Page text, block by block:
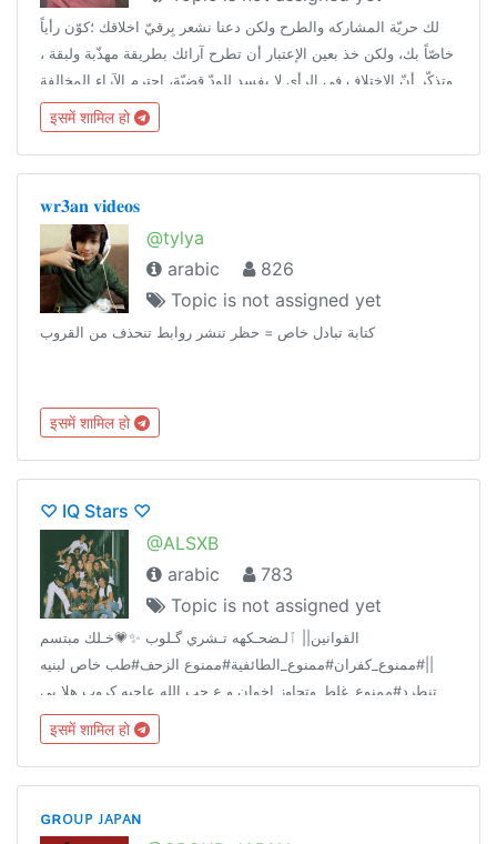
لك حريّة المشاركه والطرح ولكن دعنا نشعر بِرقيّ اخلاقك ؛كوّن رأياً
خاصّاً بك، ولكن خذ بعين الإعتبار أن تطرح آرائك بطريقة مهذّبة ولبقة ،
وتذكّر أنّ الاختلاف في الرأي لا يفسد للودّ قضيّة، احترم الآراء المخالفة
इसमें शामिल हो
𝐰𝐫𝟑𝐚𝐧 𝐯𝐢𝐝𝐞𝐨𝐬
@tylya
arabic
826
Topic is not assigned yet
كتابة تبادل خاص = حظر تنشر روابط تنحذف من القروب
इसमें शामिल हो
♡ IQ Stars ♡
@ALSXB
arabic
783
Topic is not assigned yet
القوانين|| ٱلـضحـكهه تـشري گـلوب ✨💗خـلك مبتسم
||#ممنوع_كفران#ممنوع_الطائفية#ممنوع الزحف#طب خاص لبنيه
تنطرد#ممنوع_غلط_وتجاوز اخوان و ع حب الله عاجبه كروب هلا بي
يسولف ونصير اصدقاء ماعاجبه الله ويااا
इसमें शामिल हो
ɢʀᴏᴜᴘ ᴊᴀᴘᴀɴ